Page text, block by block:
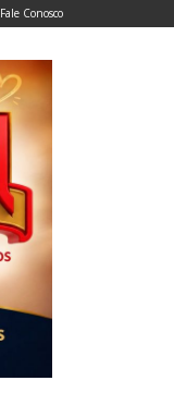
Fale Conosco